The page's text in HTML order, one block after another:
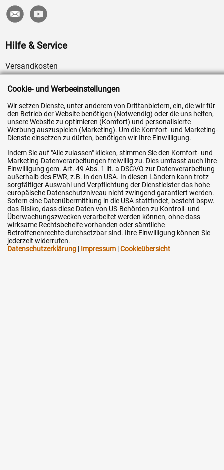
Hilfe & Service
Versandkosten
Service
AGB / Widerrufsrecht
Datenschutz
Impressum
Karriere
OEM-Ersatzteile
Technik-Hilfe
Downloads
Kontakt
Ihre Hytec-Hydraulik Vorteile
Cookie- und Werbeeinstellungen
Wir setzen Dienste, unter anderem von Drittanbietern, ein, die wir für
den Betrieb der Website benötigen (Notwendig) oder die uns helfen,
unsere Website zu optimieren (Komfort) und personalisierte
Werbung auszuspielen (Marketing). Um die Komfort- und Marketing-
Dienste einsetzen zu dürfen, benötigen wir Ihre Einwilligung.
Indem Sie auf "Alle zulassen" klicken, stimmen Sie den Komfort- und
Marketing-Datenverarbeitungen freiwillig zu. Dies umfasst auch Ihre
Einwilligung gem. Art. 49 Abs. 1 lit. a DSGVO zur Datenverarbeitung
außerhalb des EWR, z.B. in den USA. In diesen Ländern kann trotz
sorgfältiger Auswahl und Verpflichtung der Dienstleister das hohe
europäische Datenschutzniveau nicht zwingend garantiert werden.
Sofern eine Datenübermittlung in die USA stattfindet, besteht bspw.
das Risiko, dass diese Daten von US-Behörden zu Kontroll- und
Überwachungszwecken verarbeitet werden können, ohne dass
wirksame Rechtsbehelfe vorhanden oder sämtliche
Betroffenenrechte durchsetzbar sind. Ihre Einwilligung können Sie
jederzeit widerrufen.
Datenschutzerklärung | Impressum |Cookieübersicht